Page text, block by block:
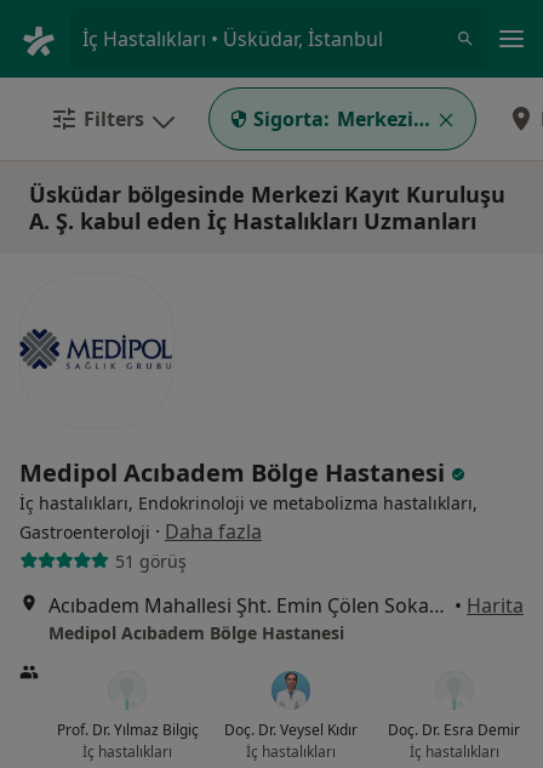
İç Hastalıkları • Üsküdar, İstanbul
Filters Sigorta: Merkezi Kayıt
Üsküdar bölgesinde Merkezi Kayıt Kuruluşu
A. Ş. kabul eden İç Hastalıkları Uzmanları
Medipol Acıbadem Bölge Hastanesi
İç hastalıkları, Endokrinoloji ve metabolizma hastalıkları,
Gastroenteroloji · Daha fazla
51 görüş
Acıbadem Mahallesi Şht. Emin Çölen Sokağı No:4, Kadıköy • Harita
Medipol Acıbadem Bölge Hastanesi
Prof. Dr. Yılmaz Bilgiç
İç hastalıkları
Doç. Dr. Veysel Kıdır
İç hastalıkları
Doç. Dr. Esra Demir
İç hastalıkları